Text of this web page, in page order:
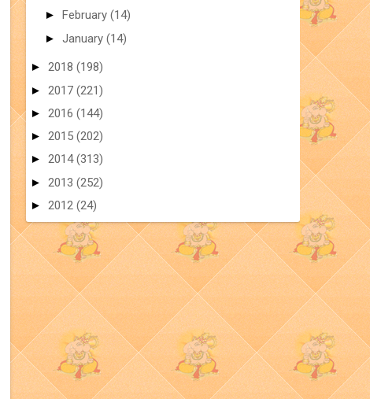
► February (14)
► January (14)
► 2018 (198)
► 2017 (221)
► 2016 (144)
► 2015 (202)
► 2014(313)
► 2013 (252)
► 2012 (24)